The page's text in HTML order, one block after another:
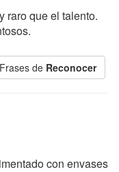
raro que el talento.
de Reconocer
con envases